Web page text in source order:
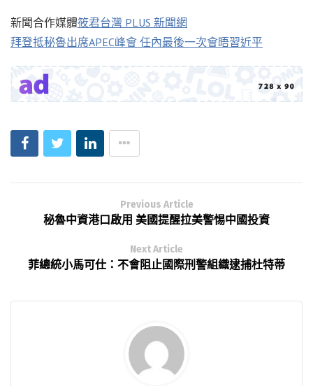
新聞合作媒體筱君台灣 PLUS 新聞網
拜登抵秘魯出席APEC峰會 任內最後一次會晤習近平
Previous Article
秘魯中資港口啟用 美國提醒拉美警惕中國投資
Next Article
菲總統小馬可仕：不會阻止國際刑警組織逮捕杜特蒂